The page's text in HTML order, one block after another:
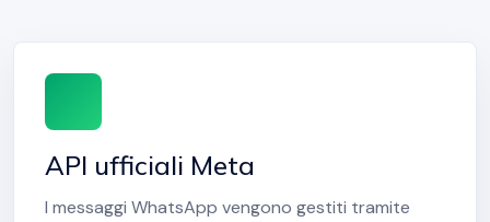
API ufficiali Meta
I messaggi WhatsApp vengono gestiti tramite